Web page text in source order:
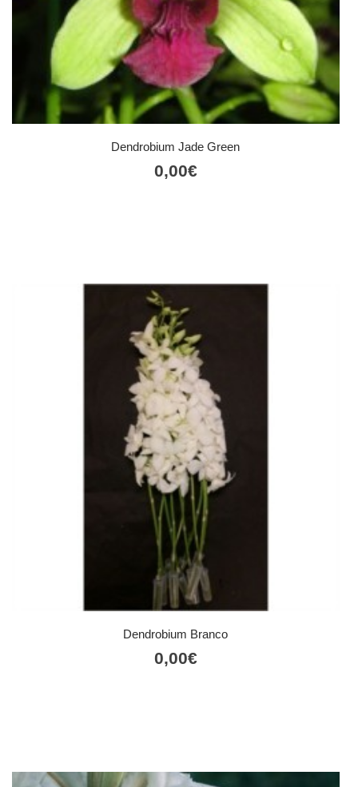
Dendrobium Jade Green
0,00€
Dendrobium Branco
0,00€